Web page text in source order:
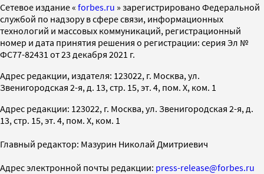
Cетевое издание « forbes.ru » зарегистрировано Федеральной
службой по надзору в сфере связи, информационных
технологий и массовых коммуникаций, регистрационный
номер и дата принятия решения о регистрации: серия Эл №
ФС77-82431 от 23 декабря 2021 г.
Адрес редакции, издателя: 123022, г. Москва, ул.
Звенигородская 2-я, д. 13, стр. 15, эт. 4, пом. X, ком. 1
Адрес редакции: 123022, г. Москва, ул. Звенигородская 2-я, д.
13, стр. 15, эт. 4, пом. X, ком. 1
Главный редактор: Мазурин Николай Дмитриевич
Адрес электронной почты редакции: press-release@forbes.ru